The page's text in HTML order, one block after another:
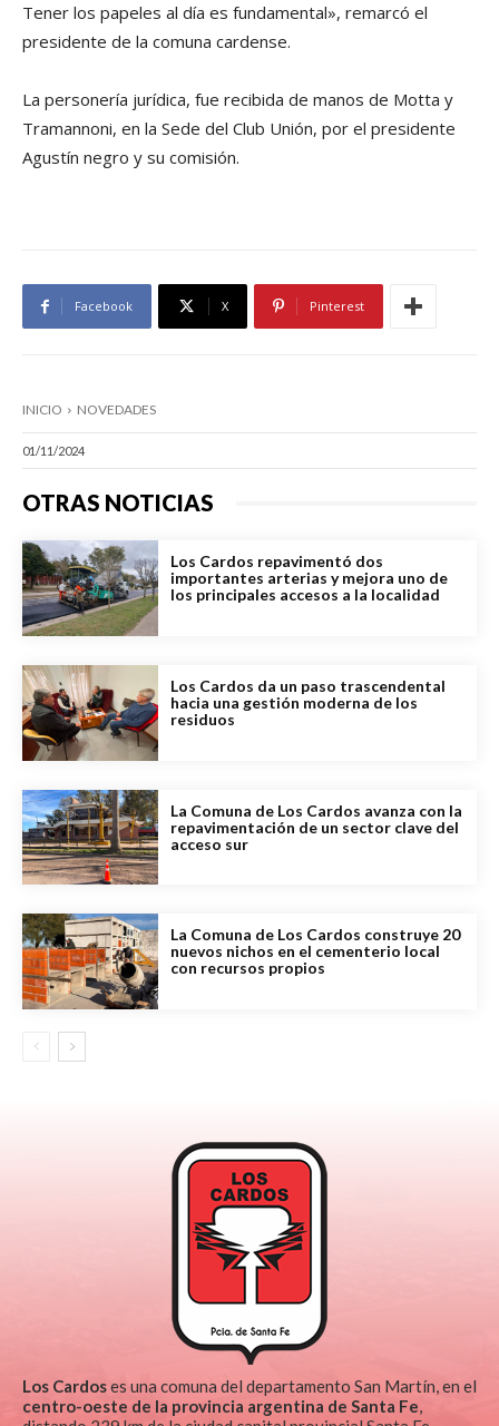
Tener los papeles al día es fundamental», remarcó el
presidente de la comuna cardense.
La personería jurídica, fue recibida de manos de Motta y
Tramannoni, en la Sede del Club Unión, por el presidente
Agustín negro y su comisión.
Facebook X Pinterest
INICIO NOVEDADES
01/11/2024
OTRAS NOTICIAS
Los Cardos repavimentó dos
importantes arterias y mejora uno de
los principales accesos a la localidad
Los Cardos da un paso trascendental
hacia una gestión moderna de los
residuos
La Comuna de Los Cardos avanza con la
repavimentación de un sector clave del
acceso sur
La Comuna de Los Cardos construye 20
nuevos nichos en el cementerio local
con recursos propios
Los Cardoses una comuna del departamento San Martín, en el
centro-oeste de la provincia argentina de Santa Fe,